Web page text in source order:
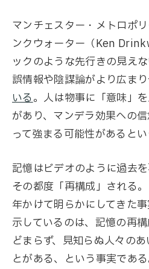
マンチェスター・メトロポ
ンクウォーター（Ken
ックのような先行きの見え
誤情報や陰謀論がより広ま
いる。人は物事に「意味」
があり、マンデラ効果への
って強まる可能性があるとい
記憶はビデオのように過去を
その都度「再構成」される
年かけて明らかにしてきた
示しているのは、記憶の再
どまらず、見知らぬ人々の
とがある、という事実であ